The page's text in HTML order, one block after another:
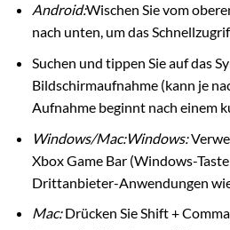
Android:Wischen Sie vom
nach unten, um das
Suchen und tippen Sie auf das
Bildschirmaufnahme (kann je
Aufnahme beginnt nach einem
Windows/Mac:Windows:
Xbox Game Bar (Windows-
Drittanbieter-Anwendungen
Mac:Drücken Sie Shift +